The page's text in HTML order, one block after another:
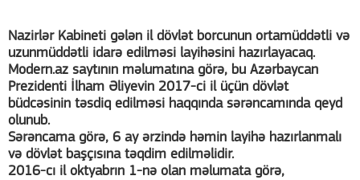
Nazirlər Kabineti gələn il dövlət borcunun ortamüddətli və
uzunmüddətli idarə edilməsi layihəsini hazırlayacaq.
Modern.az saytının məlumatına görə, bu Azərbaycan
Prezidenti İlham Əliyevin 2017-ci il üçün dövlət
büdcəsinin təsdiq edilməsi haqqında sərəncamında qeyd
olunub.
Sərəncama görə, 6 ay ərzində həmin layihə hazırlanmalı
və dövlət başçısına təqdim edilməlidir.
2016-cı il oktyabrın 1-nə olan məlumata görə,